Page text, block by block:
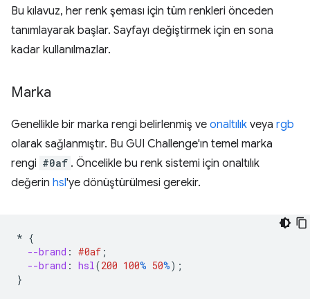
Bu kılavuz, her renk şeması için tüm renkleri önceden
tanımlayarak başlar. Sayfayı değiştirmek için en sona
kadar kullanılmazlar.
Marka
Genellikle bir marka rengi belirlenmiş ve onaltılık veya rgb
olarak sağlanmıştır. Bu GUI Challenge'ın temel marka
rengi #0af . Öncelikle bu renk sistemi için onaltılık
değerin hsl'ye dönüştürülmesi gerekir.
* {
--brand : #0af ;
--brand : hsl(200 100% 50%);
}